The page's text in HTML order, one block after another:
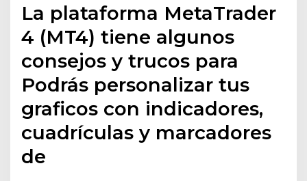
La plataforma MetaTrader
4 (MT4) tiene algunos
consejos y trucos para
Podrás personalizar tus
graficos con indicadores,
cuadrículas y marcadores
de